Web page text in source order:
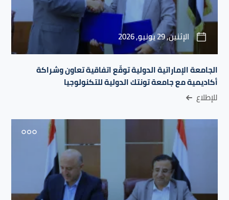
الإثنين, 29 يونيو, 2026
الجامعة الإماراتية الدولية توقّع اتفاقية تعاون وشراكة
أكاديمية مع جامعة تونتك الدولية للتكنولوجيا
للإطلاع